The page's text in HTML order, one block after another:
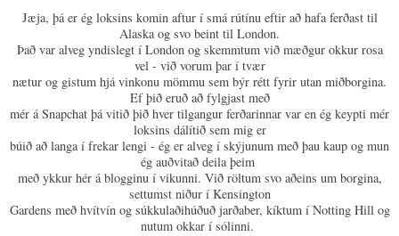
Jæja, þá er ég loksins komin aftur í smá rútínu eftir að hafa ferðast til
Alaska og svo beint til London.
Það var alveg yndislegt í London og skemmtum við mæðgur okkur rosa
vel - við vorum þar í tvær
nætur og gistum hjá vinkonu mömmu sem býr rétt fyrir utan miðborgina.
Ef þið eruð að fylgjast með
mér á Snapchat þá vitið þið hver tilgangur ferðarinnar var en ég keypti mér
loksins dálítið sem mig er
búið að langa í frekar lengi - ég er alveg í skýjunum með þau kaup og mun
ég auðvitað deila þeim
með ykkur hér á blogginu í vikunni. Við röltum svo aðeins um borgina,
settumst niður í Kensington
Gardens með hvítvín og súkkulaðihúðuð jarðaber, kíktum í Notting Hill og
nutum okkar í sólinni.